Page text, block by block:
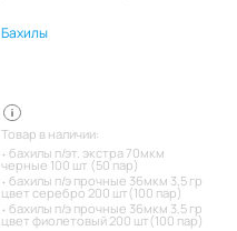
Бахилы
Товар в наличии:
бахилы п/эт. экстра 70мкм
черные 100 шт (50 пар)
бахилы п/э прочные 36мкм 3,5 гр
цвет серебро 200 шт(100 пар)
бахилы п/э прочные 36мкм 3,5 гр
цвет фиолетовый 200 шт(100 пар)